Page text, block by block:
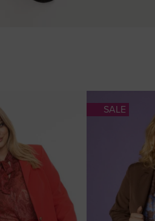
SALE